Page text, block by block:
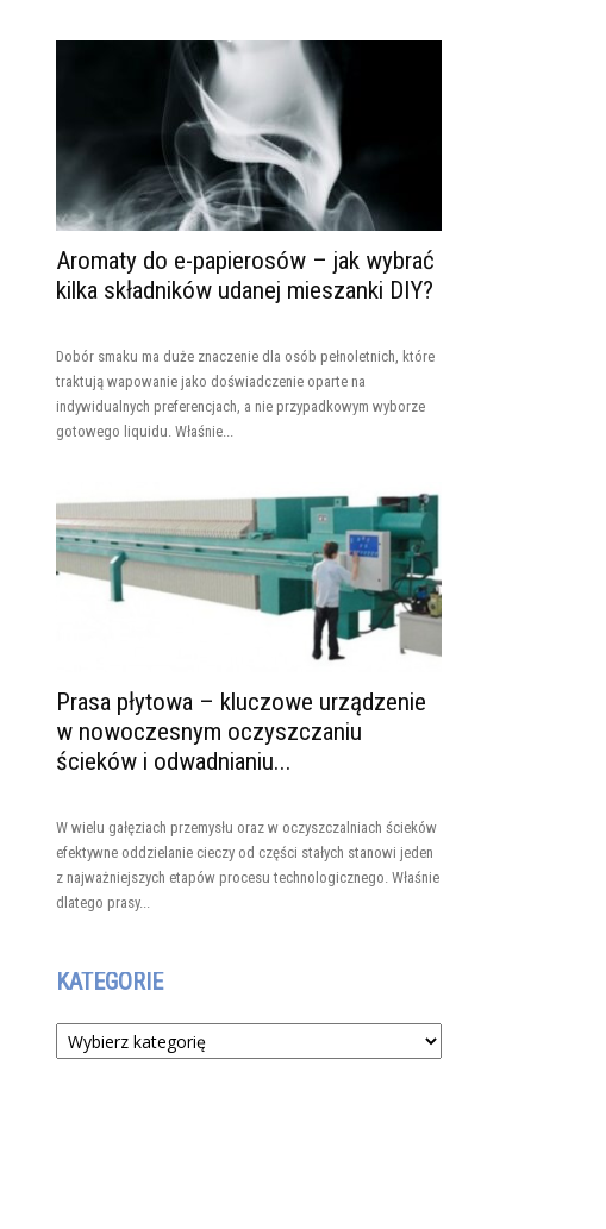
Aromaty do e-papierosów – jak wybrać
kilka składników udanej mieszanki DIY?
Dobór smaku ma duże znaczenie dla osób pełnoletnich, które
traktują wapowanie jako doświadczenie oparte na
indywidualnych preferencjach, a nie przypadkowym wyborze
gotowego liquidu. Właśnie...
Prasa płytowa – kluczowe urządzenie
w nowoczesnym oczyszczaniu
ścieków i odwadnianiu...
W wielu gałęziach przemysłu oraz w oczyszczalniach ścieków
efektywne oddzielanie cieczy od części stałych stanowi jeden
z najważniejszych etapów procesu technologicznego. Właśnie
dlatego prasy...
KATEGORIE
Kategorie